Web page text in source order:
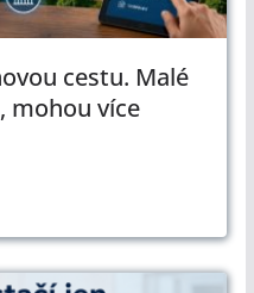
cestu. Malé
mohou více